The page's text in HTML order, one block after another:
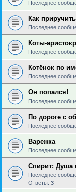
Последнее
Как
Последнее
Коты-
Последнее
Котёнок по
Последнее
Он попался!
Последнее
По дороге с
Последнее
Варежка
Последнее
Спирит: Душа
Последнее
Ответы: 3